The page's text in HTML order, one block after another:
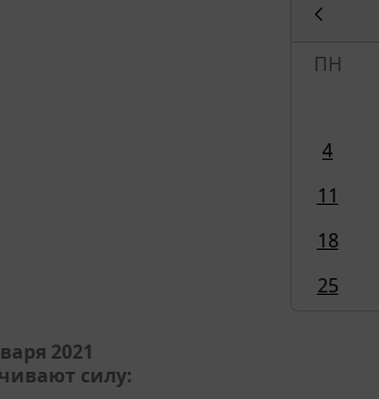
ПН
4
11
18
25
2021
силу: